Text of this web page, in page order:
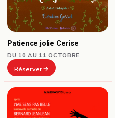
Patience jolie Cerise
DU 10 AU 11 OCTOBRE
Réserver